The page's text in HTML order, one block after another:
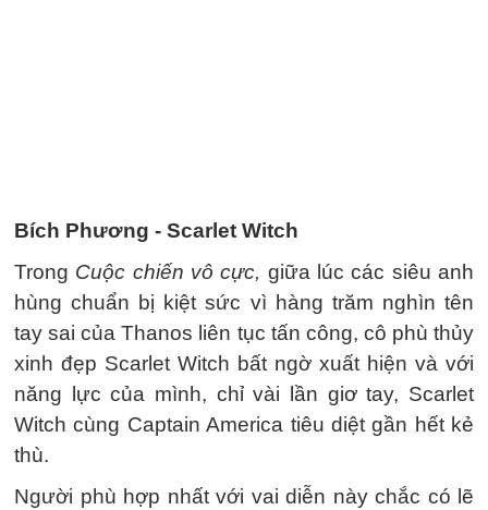
Bích Phương - Scarlet Witch
Trong Cuộc chiến vô cực, giữa lúc các siêu anh
hùng chuẩn bị kiệt sức vì hàng trăm nghìn tên
tay sai của Thanos liên tục tấn công, cô phù thủy
xinh đẹp Scarlet Witch bất ngờ xuất hiện và với
năng lực của mình, chỉ vài lần giơ tay, Scarlet
Witch cùng Captain America tiêu diệt gần hết kẻ
thù.
Người phù hợp nhất với vai diễn này chắc có lẽ